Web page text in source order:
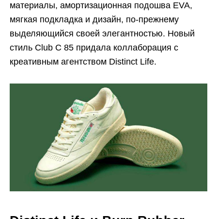
материалы, амортизационная подошва EVA,
мягкая подкладка и дизайн, по-прежнему
выделяющийся своей элегантностью. Новый
стиль Club C 85 придала коллаборация с
креативным агентством Distinct Life.